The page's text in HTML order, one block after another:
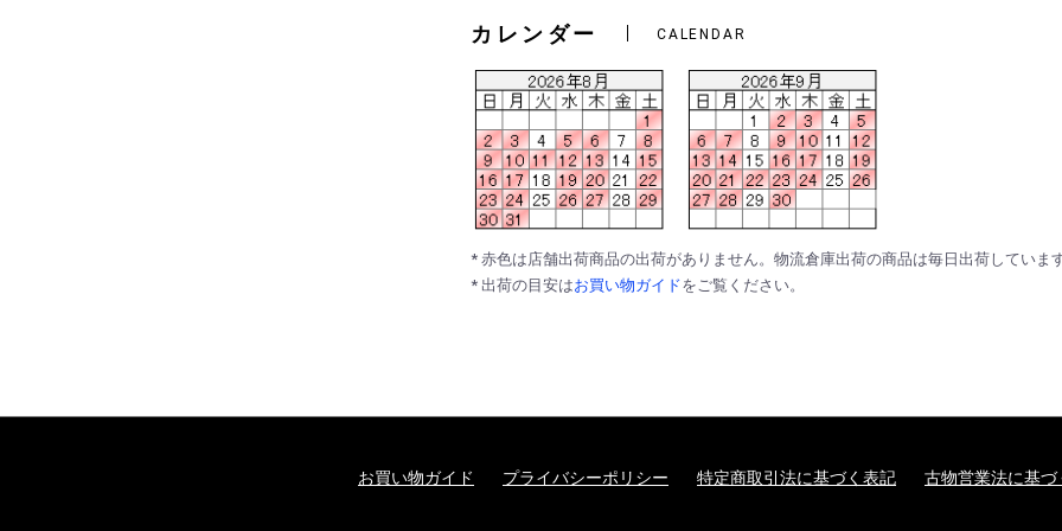
カレンダー CALENDAR
* 赤色は店舗出荷商品の出荷がありません。物流倉庫出荷の商品は毎日出荷しています
* 出荷の目安はお買い物ガイドをご覧ください。
お買い物ガイド プライバシーポリシー 特定商取引法に基づく表記 古物営業法に基づ